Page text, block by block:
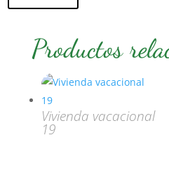
Productos
Vivienda vacacional
19